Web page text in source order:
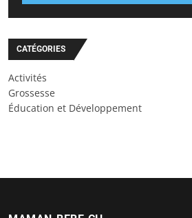
CATÉGORIES
Activités
Grossesse
Éducation et Développement